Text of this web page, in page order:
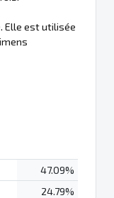
Elle est utilisée
47.09%
24.79%